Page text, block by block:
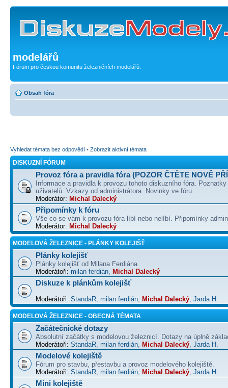
modelářů
Fórum pro českou komunitu železničních modelářů.
Obsah fóra
Vyhledat témata bez odpovědí • Zobrazit aktivní témata
DISKUZNÍ FÓRUM
Provoz fóra a pravidla fóra (POZOR ČTĚTE NOVĚ
Informace a pravidla k provozu tohoto diskuzního fóra.
uživatelů. Vzkazy od administrátora. Novinky ve fóru.
Moderátor: Michal Dalecký
Připomínky k fóru
Vše co se vám k provozu fóra líbí nebo nelíbí. Připomínky
Moderátor: Michal Dalecký
MODELOVÁ ŽELEZNICE - PLÁNKY KOLEJIŠŤ
Plánky kolejišť
Plánky kolejišť od Milana Ferdiána
Moderátoři: milan ferdián, Michal Dalecký
Diskuze k plánkům kolejišť
Moderátoři: StandaR, milan ferdián, Michal Dalecký, Jarda H.
MODELOVÁ ŽELEZNICE - OBECNÁ TÉMATA
Začátečnické dotazy
Absolutní začátky s modelovou železnicí. Dotazy na úplně
Moderátoři: StandaR, milan ferdián, Michal Dalecký, Jarda H.
Modelové kolejiště
Fórum pro stavbu, přestavbu a provoz modelového kolejiště.
Moderátoři: StandaR, milan ferdián, Michal Dalecký, Jarda H.
Mini kolejiště